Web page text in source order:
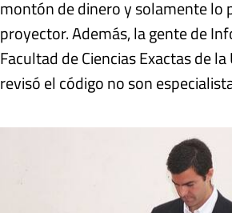
montón de dinero y solamente lo
proyector. Además, la gente de
Facultad de Ciencias Exactas de
revisó el código no son